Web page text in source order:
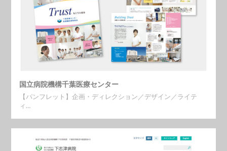
国立病院機構千葉医療センター
【パンフレット】企画・ディレクション／デザイン／ライテ
ィ…